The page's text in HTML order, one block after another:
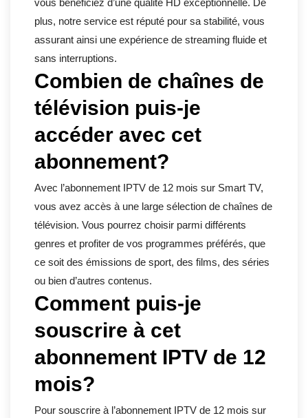
vous bénéficiez d’une qualité HD exceptionnelle. De
plus, notre service est réputé pour sa stabilité, vous
assurant ainsi une expérience de streaming fluide et
sans interruptions.
Combien de chaînes de
télévision puis-je
accéder avec cet
abonnement?
Avec l’abonnement IPTV de 12 mois sur Smart TV,
vous avez accès à une large sélection de chaînes de
télévision. Vous pourrez choisir parmi différents
genres et profiter de vos programmes préférés, que
ce soit des émissions de sport, des films, des séries
ou bien d’autres contenus.
Comment puis-je
souscrire à cet
abonnement IPTV de 12
mois?
Pour souscrire à l’abonnement IPTV de 12 mois sur